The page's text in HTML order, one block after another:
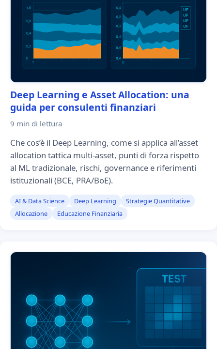
Deep Learning e Asset Allocation: una
guida per consulenti finanziari
9 min di lettura
Che cos’è il Deep Learning, come si applica all’asset
allocation tattica multi-asset, punti di forza rispetto
al ML tradizionale, rischi, governance e riferimenti
istituzionali (BCE, PRA/BoE).
AI & Data Science Deep Learning
Strategie Quantitative
Allocazione
Educazione Finanziaria